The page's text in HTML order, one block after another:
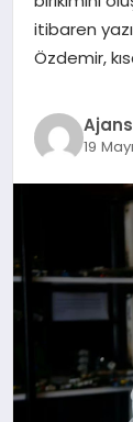
SPOR
YAŞAM
itibaren
Özdemir,
Ajans
19